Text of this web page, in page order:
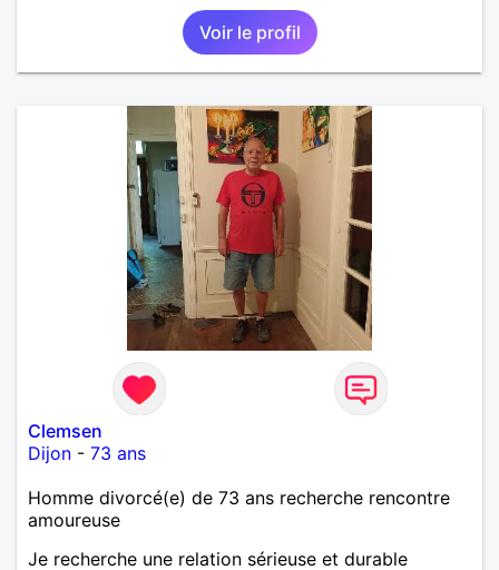
Voir le profil
Clemsen
Dijon - 73 ans
Homme divorcé(e) de 73 ans recherche rencontre
amoureuse
Je recherche une relation sérieuse et durable